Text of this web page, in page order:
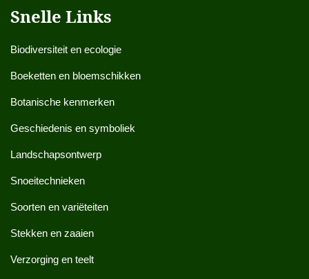
Snelle Links
Biodiversiteit en ecologie
Boeketten en bloemschikken
Botanische kenmerken
Geschiedenis en symboliek
Landschapsontwerp
Snoeitechnieken
Soorten en variëteiten
Stekken en zaaien
Verzorging en teelt